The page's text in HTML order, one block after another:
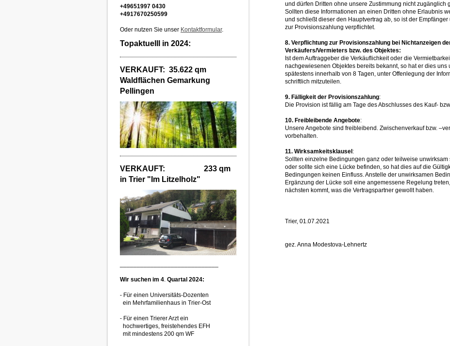
und dürfen Dritten ohne unsere Zustimmung nicht zugänglich
Sollten diese Informationen an einen Dritten ohne Erlaubnis
und schließt dieser den Hauptvertrag ab, so ist der
zur Provisionszahlung verpflichtet.
8. Verpflichtung zur Provisionszahlung bei Nichtanzeigen
Verkäufers/Vermieters bzw. des Objektes:
Ist dem Auftraggeber die Verkäuflichkeit oder die
nachgewiesenen Objektes bereits bekannt, so hat er dies uns
spätestens innerhalb von 8 Tagen, unter Offenlegung der
schriftlich mitzuteilen.
9. Fälligkeit der Provisionszahlung:
Die Provision ist fällig am Tage des Abschlusses des Kauf-
10. Freibleibende Angebote:
Unsere Angebote sind freibleibend. Zwischenverkauf bzw.
vorbehalten.
11. Wirksamkeitsklausel :
Sollten einzelne Bedingungen ganz oder teilweise unwirksam
oder sollte sich eine Lücke befinden, so hat dies auf die
Bedingungen keinen Einfluss. Anstelle der unwirksamen
Ergänzung der Lücke soll eine angemessene Regelung
nächsten kommt, was die Vertragspartner gewollt haben.
Trier, 01.07.2021
gez. Anna Modestova-Lehnertz
+49651997 0430
+4917670250599
Oder nutzen Sie unser Kontaktformular.
Topaktuelll in 2024:
VERKAUFT: 35.622 qm
Waldflächen Gemarkung
Pellingen
VERKAUFT: 233 qm
in Trier "Im Litzelholz"
Wir suchen im 4. Quartal 2024:
- Für einen Universitäts-Dozenten
ein Mehrfamilienhaus in Trier-Ost
- Für einen Trierer Arzt ein
hochwertiges, freistehendes EFH
mit mindestens 200 qm WF